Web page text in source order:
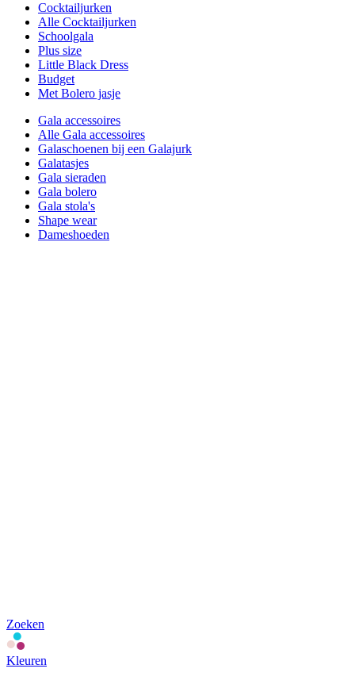
Cocktailjurken
Alle Cocktailjurken
Schoolgala
Plus size
Little Black Dress
Budget
Met Bolero jasje
Gala accessoires
Alle Gala accessoires
Galaschoenen bij een Galajurk
Galatasjes
Gala sieraden
Gala bolero
Gala stola's
Shape wear
Dameshoeden
Zoeken
Kleuren